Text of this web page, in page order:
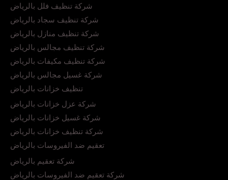
شركة تنظيف فلل بالرياض
شركة تنظيف سجاد بالرياض
شركة تنظيف منازل بالرياض
شركة تنظيف مجالس بالرياض
شركة تنظيف مكيفات بالرياض
شركة غسيل مجالس بالرياض
تنظيف خزانات بالرياض
شركة عزل خزانات بالرياض
شركة غسيل خزانات بالرياض
شركة تنظيف خزانات بالرياض
تعقيم ضد الفيروسات بالرياض
شركة تعقيم بالرياض
شركة تعقيم ضد الفيروسات بالرياض